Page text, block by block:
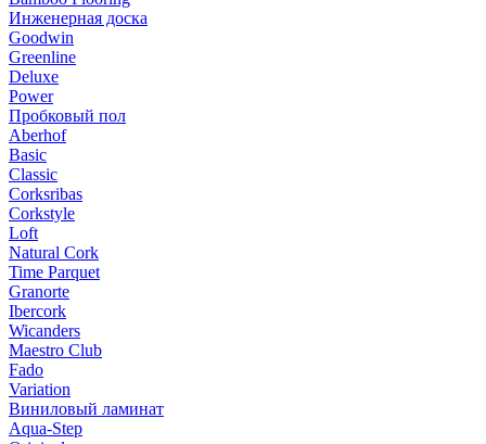
Инженерная доска
Goodwin
Greenline
Deluxe
Power
Пробковый пол
Aberhof
Basic
Classic
Corksribas
Corkstyle
Loft
Natural Cork
Time Parquet
Granorte
Ibercork
Wicanders
Мaestro Club
Fado
Variation
Виниловый ламинат
Aqua-Step